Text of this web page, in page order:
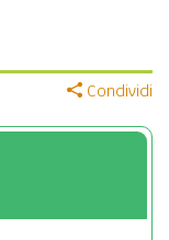
Condividi